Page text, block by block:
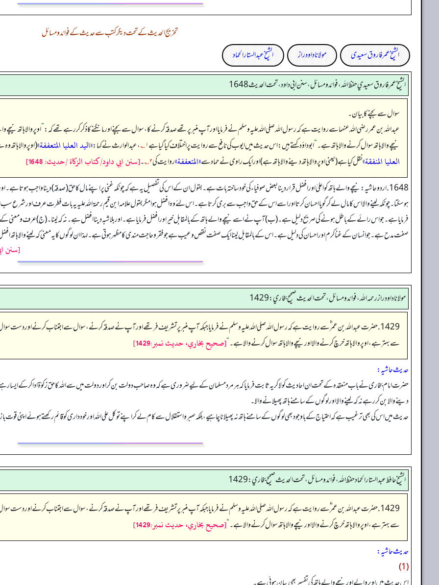
تخریج الحدیث کے تحت دیگر کتب سے حدیث کے فوائد و مسائل
الشیخ عمر فاروق سعیدی
مولانا داود راز الشیخ عبدالستار الحماد
الشيخ عمر فاروق سعيدي حفظ الله، فوائد و مسائل، سنن ابي داود ، تحت الحديث 1648
سوال سے بچنے کا بیان۔
عبداللہ بن عمر رضی اللہ عنہما سے روایت ہے کہ رسول اللہ صلی اللہ علیہ وسلم نے فرمایا اور آپ منبر پر تھے صدقہ کرنے کا، سوال سے بچنے اور مانگنے کا ذکر کر رہے تھے کہ:”اوپر والا ہاتھ
نیچے والا ہاتھ سوال کرنے والا ہاتھ ہے۔‏‏‏‏“ابوداؤد کہتے ہیں: اس حدیث میں ایوب کی نافع سے روایت پر اختلاف کیا گیا ہے۱؎ ، عبدالوارث نے کہا:«اليد العليا المتعففة»(اوپر والا
العليا المنفقة»نقل کیا ہے (یعنی اوپر والا ہاتھ دینے والا ہاتھ ہے) اور ایک راوی نے حماد سے«المتعففة»روایت کی۲؎ ۔[سنن ابي داود/كتاب الزكاة /حدیث: 1648]
1648. اردو حاشیہ: نیچے والے ہاتھ کو اعلیٰ اور افضل قراردینا بعض صوفیاء کی خود ساختہ بات ہے۔بقول ان کے اس کی تفصیل یہ ہے کہ چونکہ غنی پر اپنے مال کا حق (صدقہ) دینا واجب
ہوسکتا۔چونکہ لینے والا اس کا مال لے کر گویا احسان کرتا اور اسے اس کے حق واجب سے بری کرتا ہے۔ اس لئے وہ افضل ہوا مگر بقول علامہ ابن قیم رحمۃ اللہ علیہ یہ بات فطرت عرف اور
فرمایا ہے۔جو اس رائے کے باطل ہونے کی صریح دلیل ہے۔(ب) آپ نے اسے نیچے والے ہاتھ کے بالمقابل خیر اور افضل فرمایا ہے۔ اور بلاشبہ دینا افضل ہے۔ نہ کہ لینا۔(ج)عرف ومعنی
صفت مدح ہے۔جو انسان کے غنا کرم اور احسان کی دلیل ہے۔اس کے بالمقابل لینا ایک صفت نقص وعیب ہے جو فقر وحاجت مندی کا مظہر ہوتی ہے۔لہذا ان لوگوں کا یہ معنی کہ لینے والا
[سنن
مولانا داود راز رحمه الله، فوائد و مسائل، تحت الحديث صحيح بخاري: 1429
1429. حضرت عبداللہ بن عمر ؓ سے روایت ہے کہ رسول اللہ صلی اللہ علیہ وسلم نے فرمایا جبکہ آپ منبر پر تشریف فر تھے اور آپ نے صدقہ کرنے، سوال سے اجتناب کرنے اور دست سوال پھیلانے کا ذکر کیا (اس دوران میں آپ نے فرمایا:
سے بہتر ہے، اوپر والاہاتھ خرچ کرنے والا اورنیچے والا ہاتھ سوال کرنے والا ہے۔“[صحيح بخاري، حديث نمبر:1429]
حدیث حاشیہ:
حضرت امام بخاری نے باب منعقدہ کے تحت ان احادیث کو لاکر یہ ثابت فرمایا کہ ہر مرد مسلمان کے لیے ضروری ہے کہ وہ صاحب دولت بن کر اور دولت میں سے اللہ کا حق زکوٰۃ ادا کرکے ایسا
دینے والا بن کر رہے نہ کہ لینے والا اور لوگوں کے سامنے ہاتھ پھیلانے والا۔
حدیث میں اس کی بھی ترغیب ہے کہ احتیاج کے باوجود بھی لوگوں کے سامنے ہاتھ نہ پھیلانا چاہیے، بلکہ صبرو استقلال سے کام لے کر اپنے توکل علی اللہ اور خود داری کو قائم رکھتے ہوئے اپنی قوت
الشيخ حافط عبدالستار الحماد حفظ الله، فوائد و مسائل، تحت الحديث صحيح بخاري:1429
1429. حضرت عبداللہ بن عمر ؓ سے روایت ہے کہ رسول اللہ صلی اللہ علیہ وسلم نے فرمایا جبکہ آپ منبر پر تشریف فر تھے اور آپ نے صدقہ کرنے، سوال سے اجتناب کرنے اور دست سوال پھیلانے کا ذکر کیا (اس دوران میں آپ نے فرمایا:
سے بہتر ہے، اوپر والاہاتھ خرچ کرنے والا اورنیچے والا ہاتھ سوال کرنے والا ہے۔“[صحيح بخاري، حديث نمبر:1429]
حدیث حاشیہ:
(1)